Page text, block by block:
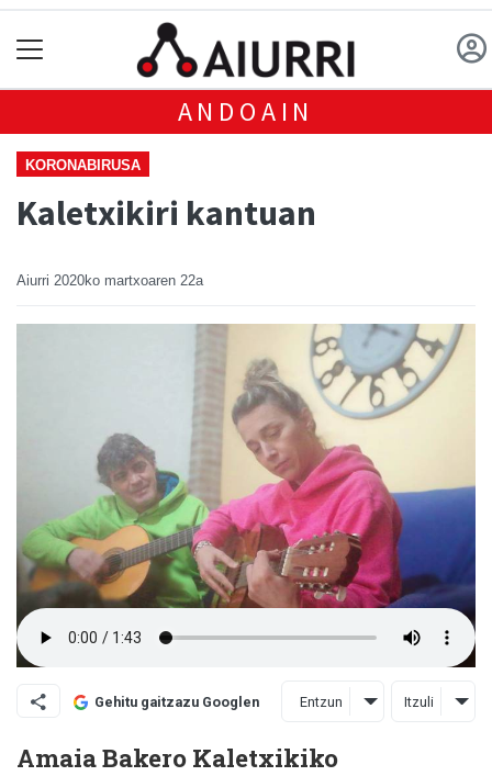
ANDOAIN
KORONABIRUSA
Kaletxikiri kantuan
Aiurri 2020ko martxoaren 22a
Gehitu gaitzazu Googlen Entzun Itzuli
Amaia Bakero Kaletxikiko